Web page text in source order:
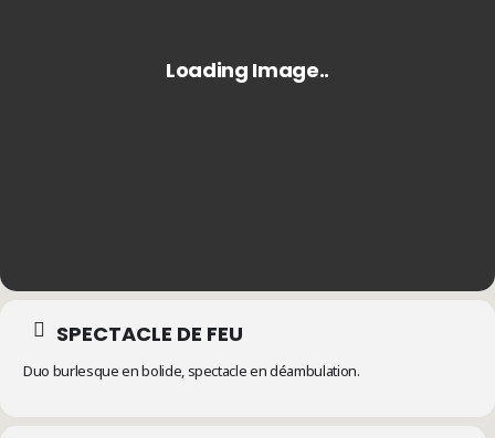
SPECTACLE DE FEU
Duo burlesque en bolide, spectacle en déambulation.